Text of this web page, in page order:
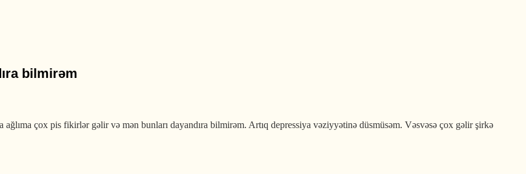
bilmirəm
çox pis fikirlər gəlir və mən bunları dayandıra bilmirəm. Artıq depressiya vəziyyətinə düsmüsəm. Vəsvəsə çox gəlir şirkə